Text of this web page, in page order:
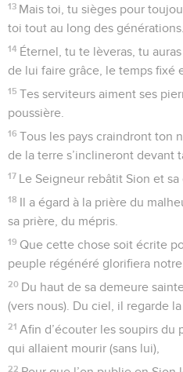
13 Mais toi, tu sièges pour
toi tout au long des générations.
14 Éternel, tu te lèveras, tu
de lui faire grâce, le temps fixé
15 Tes serviteurs aiment ses
poussière.
16 Tous les pays craindront ton
de la terre s’inclineront devant
17 Le Seigneur rebâtit Sion et sa
18 Il a égard à la prière du
sa prière, du mépris.
19 Que cette chose soit écrite
peuple régénéré glorifiera
20 Du haut de sa demeure
(vers nous). Du ciel, il regarde la
21 Afin d’écouter les soupirs du
qui allaient mourir (sans lui),
22